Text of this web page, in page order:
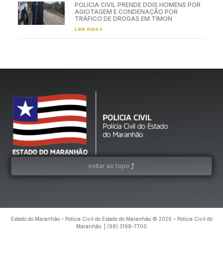
POLÍCIA CIVIL PRENDE DOIS HOMENS POR
AGIOTAGEM E CONDENAÇÃO POR
TRÁFICO DE DROGAS EM TIMON
Leia mais »
voltar ao topo
Estado do Maranhão – Polícia Civil do Estado do Maranhão © 2026 – Polícia Civil do
Maranhão. | (98) 3198-7700